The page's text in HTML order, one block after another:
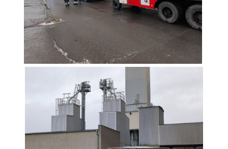
DESATERO
SVATÝ FLORIÁN
MODLITBA HASIČE
SH ČMS - SDH STŘÍŽOVICE